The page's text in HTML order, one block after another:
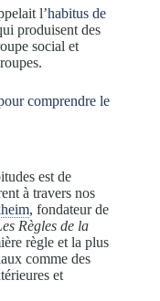
l’habitus de
produisent des
social et
comprendre le
est de
à travers nos
, fondateur de
Règles de la
règle et la plus
comme des
et